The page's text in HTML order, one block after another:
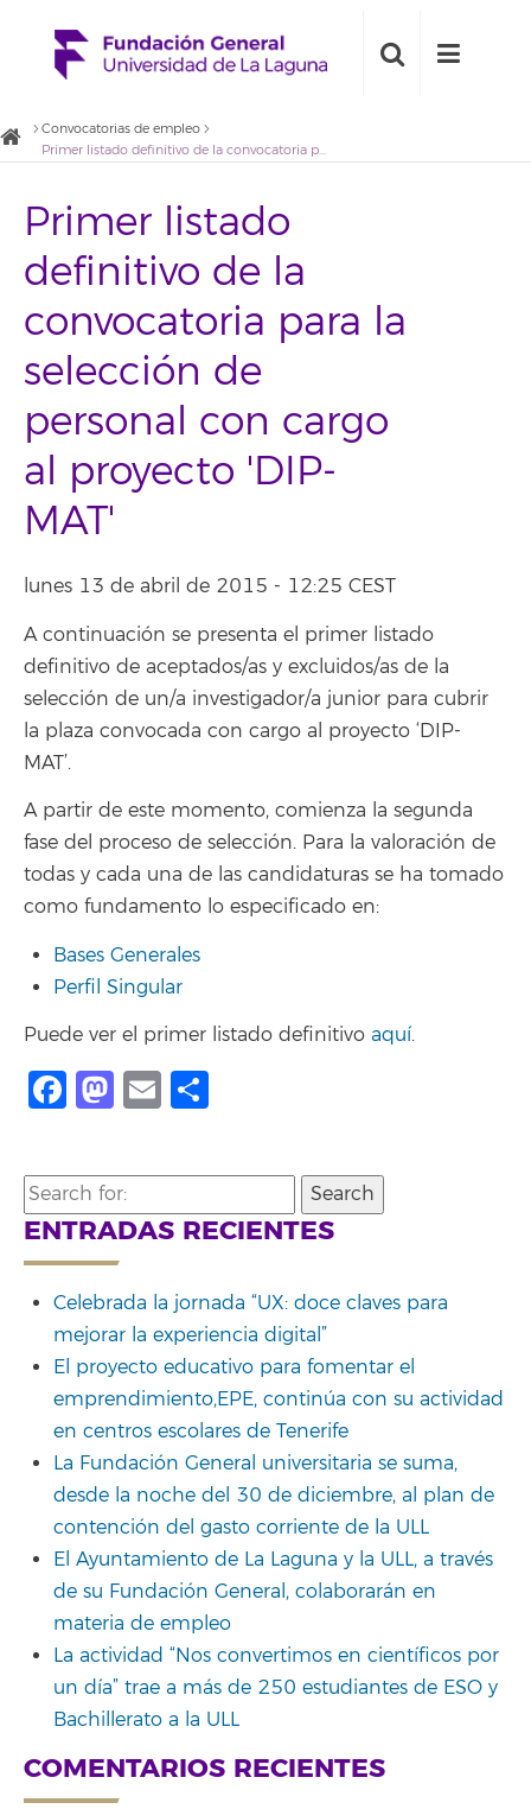
Convocatorias de empleo
Primer listado definitivo de la convocatoria para la selección de personal con cargo al proyecto 'DIP-MAT'
Primer listado
definitivo de la
convocatoria para la
selección de
personal con cargo
al proyecto 'DIP-
MAT'
lunes 13 de abril de 2015 - 12:25 CEST
A continuación se presenta el primer listado
definitivo de aceptados/as y excluidos/as de la
selección de un/a investigador/a junior para cubrir
la plaza convocada con cargo al proyecto ‘DIP-
MAT’.
A partir de este momento, comienza la segunda
fase del proceso de selección. Para la valoración de
todas y cada una de las candidaturas se ha tomado
como fundamento lo especificado en:
Bases Generales
Perfil Singular
Puede ver el primer listado definitivo aquí.
Facebook
Mastodon
Email
Search
for:
ENTRADAS RECIENTES
Celebrada la jornada “UX: doce claves para
mejorar la experiencia digital”
El proyecto educativo para fomentar el
emprendimiento,EPE, continúa con su actividad
en centros escolares de Tenerife
La Fundación General universitaria se suma,
desde la noche del 30 de diciembre, al plan de
contención del gasto corriente de la ULL
El Ayuntamiento de La Laguna y la ULL, a través
de su Fundación General, colaborarán en
materia de empleo
La actividad “Nos convertimos en científicos por
un día” trae a más de 250 estudiantes de ESO y
Bachillerato a la ULL
COMENTARIOS RECIENTES